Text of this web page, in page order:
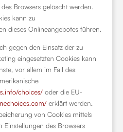
Browsers gelöscht werden.
kann zu
dieses Onlineangebotes führen.
gegen den Einsatz der zu
eingesetzten Cookies kann
vor allem im Fall des
choices/oder die EU-
erklärt werden.
von Cookies mittels
Einstellungen des Browsers